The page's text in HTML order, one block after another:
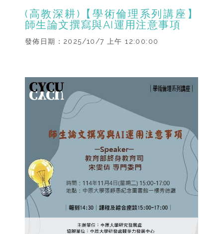
(高教深耕)【學術倫理系列講座】
師生論文撰寫與AI運用注意事項
發佈日期： 2025/10/7 上午 12:00:00